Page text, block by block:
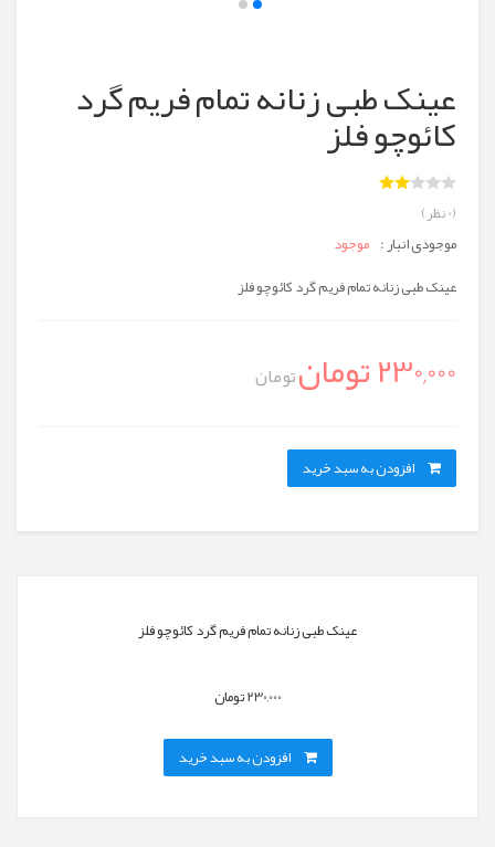
عینک طبی زنانه تمام فریم گرد
کائوچو فلز
(0 نظر)
موجودی انبار : موجود
عینک طبی زنانه تمام فریم گرد کائوچو فلز
230,000 تومان تومان
افزودن به سبد خرید
عینک طبی زنانه تمام فریم گرد کائوچو فلز
230,000 تومان
افزودن به سبد خرید